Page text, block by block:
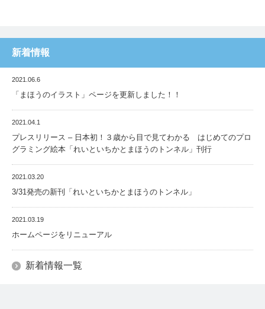
新着情報
2021.06.6
「まほうのイラスト」ページを更新しました！！
2021.04.1
プレスリリース – 日本初！３歳から目で見てわかる はじめてのプロ
グラミング絵本「れいといちかとまほうのトンネル」刊行
2021.03.20
3/31発売の新刊「れいといちかとまほうのトンネル」
2021.03.19
ホームページをリニューアル
新着情報一覧